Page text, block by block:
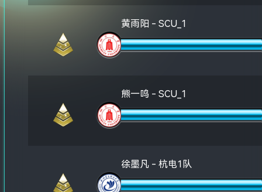
黄雨阳 - SCU_1
熊一鸣 - SCU_1
徐墨凡 - 杭电1队